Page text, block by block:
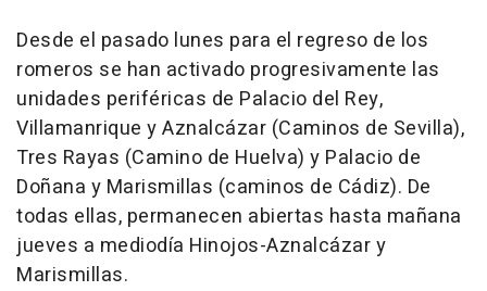
Desde el pasado lunes para el regreso de los
romeros se han activado progresivamente las
unidades periféricas de Palacio del Rey,
Villamanrique y Aznalcázar (Caminos de Sevilla),
Tres Rayas (Camino de Huelva) y Palacio de
Doñana y Marismillas (caminos de Cádiz). De
todas ellas, permanecen abiertas hasta mañana
jueves a mediodía Hinojos-Aznalcázar y
Marismillas.